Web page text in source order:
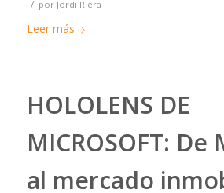
/ por Jordi Riera
Leer más
HOLOLENS DE
MICROSOFT:
al mercado